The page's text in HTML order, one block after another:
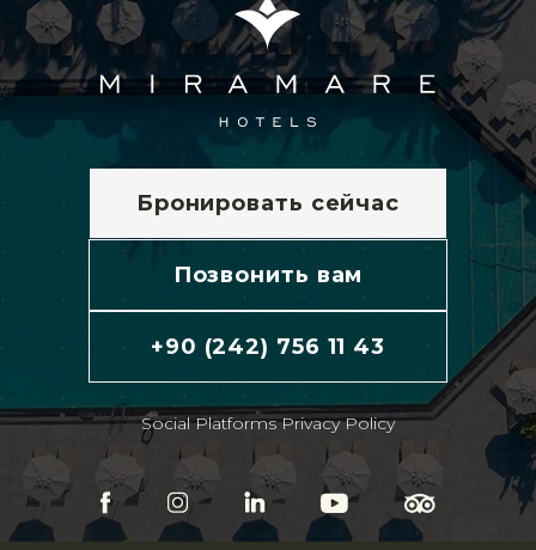
Бронировать сейчас
Позвонить вам
+90 (242) 756 11 43
Social Platforms Privacy Policy